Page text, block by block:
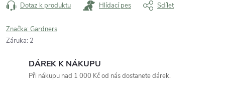
Dotaz k produktu Hlídací pes Sdílet
Značka: Gardners
Záruka: 2
DÁREK K NÁKUPU
Při nákupu nad 1 000 Kč od nás dostanete dárek.